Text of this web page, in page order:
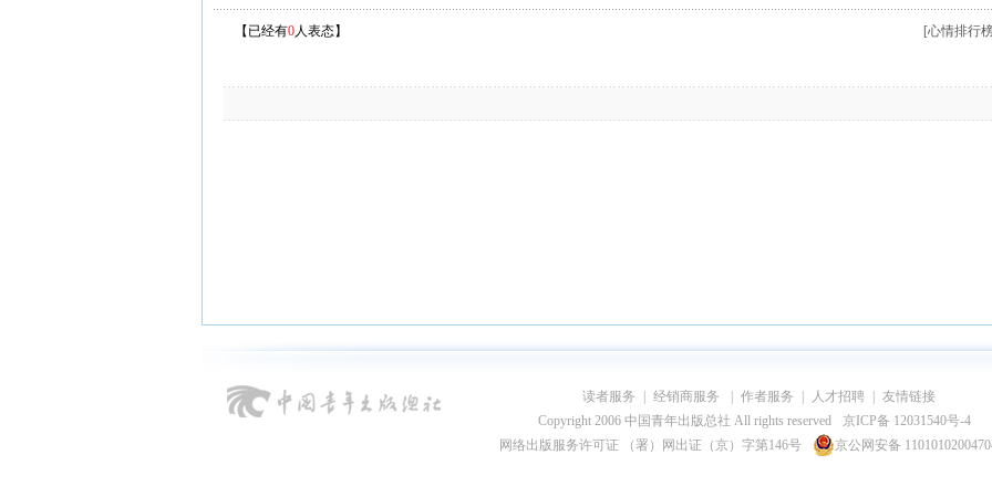
[心情排行
【已经有0人表态】
读者服务 经销商服务 作者服务 人才招聘
友情链接
Copyright 2006 中国青年出版总社 All rights reserved
京ICP备 12031540号-4
网络出版服务许可证 （署）网出证（京）字第146号
京公网安备